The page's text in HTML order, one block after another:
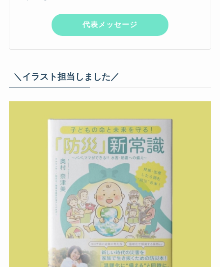
代表メッセージ
＼イラスト担当しました／